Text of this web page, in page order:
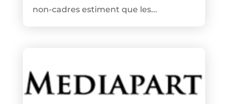
non-cadres estiment que les...